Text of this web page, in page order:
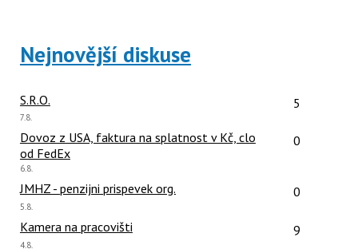
Nejnovější diskuse
S.R.O. Počet
5
Poslední
7.8.
Dovoz z USA, faktura na splatnost v Kč, clo
od FedEx
Počet
0
Poslední
6.8.
JMHZ - penzijni prispevek org. Počet
0
Poslední
5.8.
Kamera na pracovišti Počet
9
Poslední
4.8.